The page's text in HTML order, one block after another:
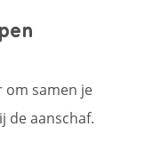
om samen je
de aanschaf.